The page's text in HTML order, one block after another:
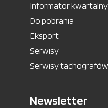
Informator kwartalny
Do pobrania
Eksport
Serwisy
Serwisy tachografów
Newsletter